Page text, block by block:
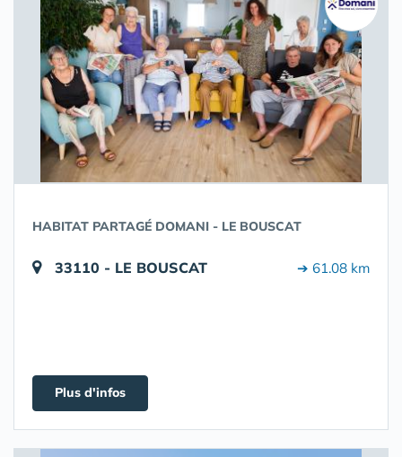
HABITAT PARTAGÉ DOMANI - LE BOUSCAT
33110 - LE BOUSCAT ➔ 61.08 km
Plus d'infos